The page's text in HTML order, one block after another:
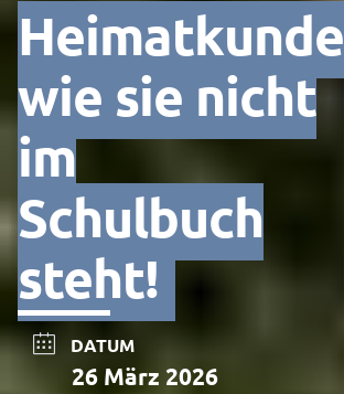
Heimatkunde
wie sie nicht
im
Schulbuch
steht!
DATUM
26 März 2026